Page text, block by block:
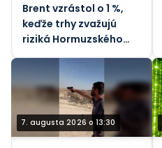
Brent vzrástol o 1 %,
keďže trhy zvažujú
riziká Hormuzského
7. augusta 2026 o 13:30